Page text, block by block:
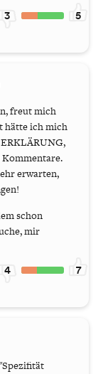
3 5
freut mich
hätte ich mich
erwarten,
schon
mir
4 7